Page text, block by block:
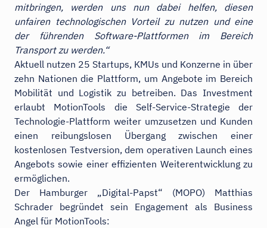
mitbringen, werden uns nun dabei helfen, diesen
unfairen technologischen Vorteil zu nutzen und eine
der führenden Software-Plattformen im Bereich
Transport zu werden.“
Aktuell nutzen 25 Startups, KMUs und Konzerne in über
zehn Nationen die Plattform, um Angebote im Bereich
Mobilität und Logistik zu betreiben. Das Investment
erlaubt MotionTools die Self-Service-Strategie der
Technologie-Plattform weiter umzusetzen und Kunden
einen reibungslosen Übergang zwischen einer
kostenlosen Testversion, dem operativen Launch eines
Angebots sowie einer effizienten Weiterentwicklung zu
ermöglichen.
Der Hamburger „Digital-Papst“ (MOPO) Matthias
Schrader begründet sein Engagement als Business
Angel für MotionTools: